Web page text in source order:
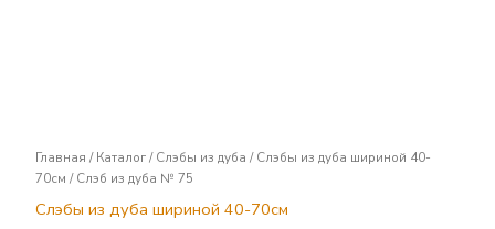
Главная /Каталог/Слэбы из дуба /Слэбы из дуба шириной 40-
70см / Слэб из дуба № 75
Слэбы из дуба шириной 40-70см